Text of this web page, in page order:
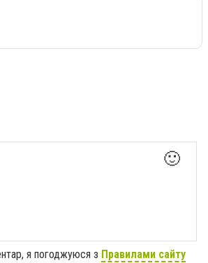
🙂
я погоджуюся з Правилами сайту